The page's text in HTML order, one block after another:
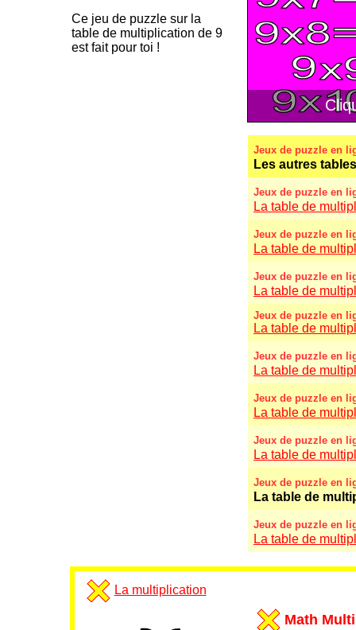
Ce jeu de puzzle sur la
table de multiplication de 9
est fait pour toi !
Jeux de puzzle en
Les autres
Jeux de puzzle en
La table de
Jeux de puzzle en
La table de
Jeux de puzzle en
La table de
Jeux de puzzle en
La table de
Jeux de puzzle en
La table de
Jeux de puzzle en
La table de
Jeux de puzzle en
La table de
Jeux de puzzle en
La table de
Jeux de puzzle en
La table de
La multiplication
Math